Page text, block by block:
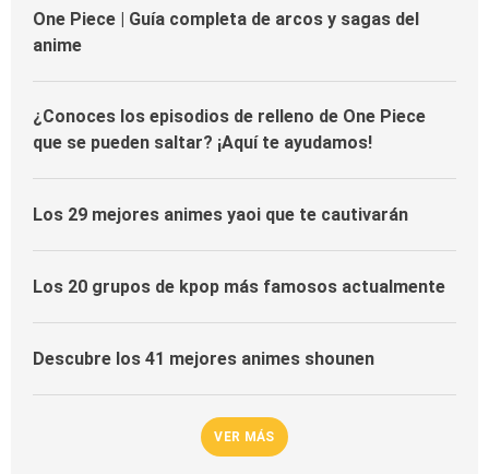
One Piece | Guía completa de arcos y sagas del
anime
¿Conoces los episodios de relleno de One Piece
que se pueden saltar? ¡Aquí te ayudamos!
Los 29 mejores animes yaoi que te cautivarán
Los 20 grupos de kpop más famosos actualmente
Descubre los 41 mejores animes shounen
VER MÁS